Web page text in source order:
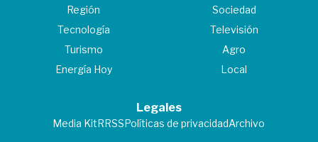
Región
Sociedad
Tecnología
Televisión
Turismo
Agro
Energía Hoy
Local
Legales
Media KitRRSSPolíticas de privacidadArchivo